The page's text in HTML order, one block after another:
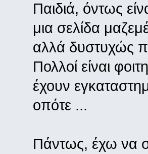
Παιδιά, όντως
μια σελίδα
αλλά δυστυχώς
Πολλοί είναι
έχουν
οπότε ...
Πάντως, έχω να